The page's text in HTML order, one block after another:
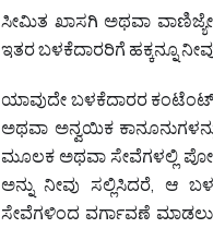
ಸೀಮಿತ ಖಾಸಗಿ ಅಥವಾ
ಇತರ ಬಳಕೆದಾರರಿಗೆ ಹಕ್ಕನ್ನೂ
ಯಾವುದೇ ಬಳಕೆದಾರರ ಕಂಟೆಂಟ್
ಅಥವಾ ಅನ್ವಯಿಕ
ಮೂಲಕ ಅಥವಾ ಸೇವೆಗಳಲ್ಲಿ
ಅನ್ನು ನೀವು ಸಲ್ಲಿಸಿದರೆ, ಆ
ಸೇವೆಗಳಿಂದ ವರ್ಗಾವಣೆ